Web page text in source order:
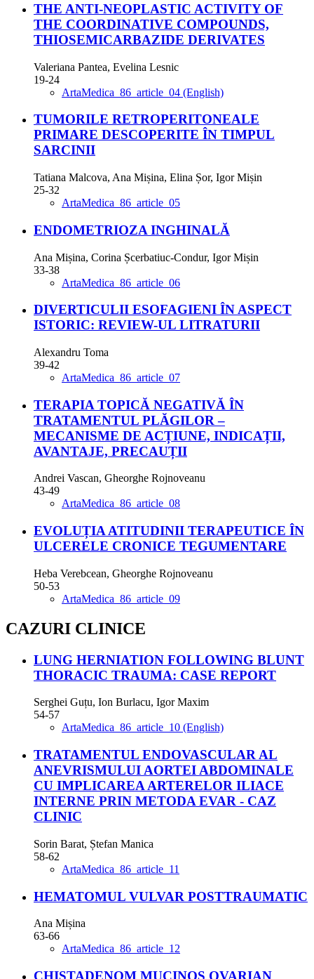
THE ANTI-NEOPLASTIC ACTIVITY OF
THE COORDINATIVE COMPOUNDS,
THIOSEMICARBAZIDE DERIVATES
Valeriana Pantea, Evelina Lesnic
19-24
ArtaMedica_86_article_04 (English)
TUMORILE RETROPERITONEALE
PRIMARE DESCOPERITE ÎN TIMPUL
SARCINII
Tatiana Malcova, Ana Mișina, Elina Șor, Igor Mișin
25-32
ArtaMedica_86_article_05
ENDOMETRIOZA INGHINALĂ
Ana Mișina, Corina Șcerbatiuc-Condur, Igor Mișin
33-38
ArtaMedica_86_article_06
DIVERTICULII ESOFAGIENI ÎN ASPECT
ISTORIC: REVIEW-UL LITRATURII
Alexandru Toma
39-42
ArtaMedica_86_article_07
TERAPIA TOPICĂ NEGATIVĂ ÎN
TRATAMENTUL PLĂGILOR –
MECANISME DE ACȚIUNE, INDICAȚII,
AVANTAJE, PRECAUȚII
Andrei Vascan, Gheorghe Rojnoveanu
43-49
ArtaMedica_86_article_08
EVOLUȚIA ATITUDINII TERAPEUTICE ÎN
ULCERELE CRONICE TEGUMENTARE
Heba Verebcean, Gheorghe Rojnoveanu
50-53
ArtaMedica_86_article_09
CAZURI CLINICE
LUNG HERNIATION FOLLOWING BLUNT
THORACIC TRAUMA: CASE REPORT
Serghei Guțu, Ion Burlacu, Igor Maxim
54-57
ArtaMedica_86_article_10 (English)
TRATAMENTUL ENDOVASCULAR AL
ANEVRISMULUI AORTEI ABDOMINALE
CU IMPLICAREA ARTERELOR ILIACE
INTERNE PRIN METODA EVAR - CAZ
CLINIC
Sorin Barat, Ștefan Manica
58-62
ArtaMedica_86_article_11
HEMATOMUL VULVAR POSTTRAUMATIC
Ana Mișina
63-66
ArtaMedica_86_article_12
CHISTADENOM MUCINOS OVARIAN